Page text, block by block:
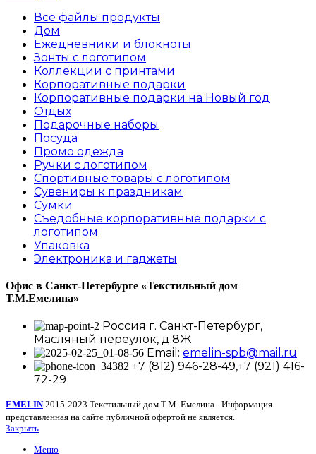
Все файлы продукты
Дом
Ежедневники и блокноты
Зонты с логотипом
Коллекции с принтами
Корпоративные подарки
Корпоративные подарки на Новый год
Отдых
Подарочные наборы
Посуда
Промо одежда
Ручки с логотипом
Спортивные товары с логотипом
Сувениры к праздникам
Сумки
Съедобные корпоративные подарки с
логотипом
Упаковка
Электроника и гаджеты
Офис в Санкт-Петербурге «Текстильный дом
Т.М.Емелина»
Россия г. Санкт-Петербург,
Масляный переулок, д.8Ж
Email: emelin-spb@mail.ru
+7 (812) 946-28-49,+7 (921) 416-
72-29
EMELIN 2015-2023 Текстильный дом Т.М. Емелина - Информация
представленная на сайте публичной офертой не является.
Закрыть
Меню